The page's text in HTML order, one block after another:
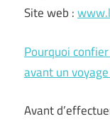
Site web :
Pourquoi
avant un
Avant